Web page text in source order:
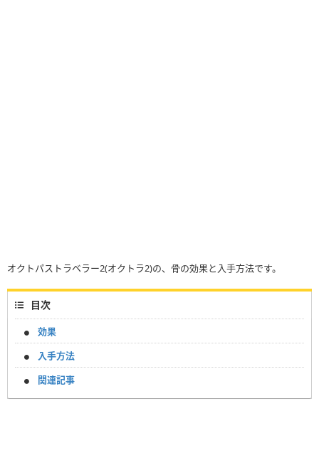
オクトパストラベラー2(オクトラ2)の、骨の効果と入手方法です。
目次
効果
入手方法
関連記事